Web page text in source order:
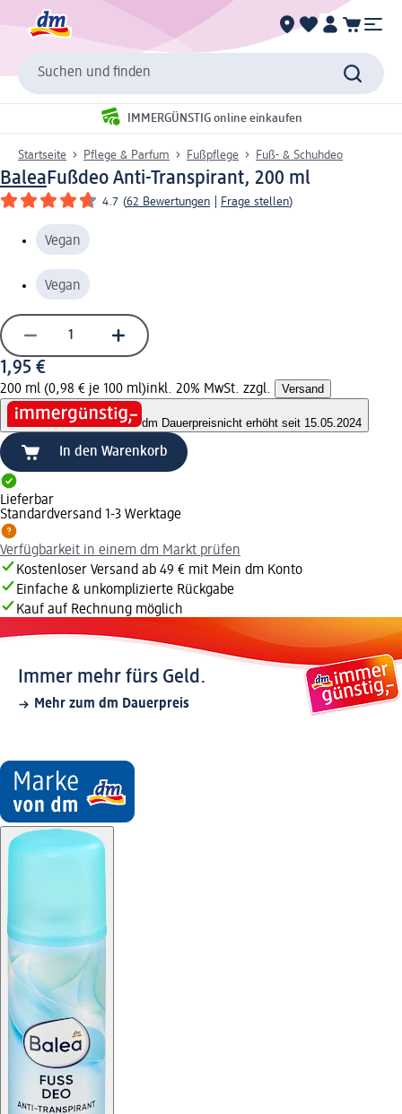
Suchen und finden
IMMERGÜNSTIG online einkaufen
Startseite Pflege & Parfum Fußpflege Fuß- & Schuhdeo
BaleaFußdeo Anti-Transpirant, 200 ml
4.7 (62 Bewertungen Frage stellen)
Vegan
Vegan
1,95 €
200 ml (0,98 € je 100 ml)inkl. 20% MwSt. zzgl. Versand
dm Dauerpreisnicht erhöht seit 15.05.2024
In den Warenkorb
Lieferbar
Standardversand 1-3 Werktage
Verfügbarkeit in einem dm Markt prüfen
Kostenloser Versand ab 49 € mit Mein dm Konto
Einfache & unkomplizierte Rückgabe
Kauf auf Rechnung möglich
Immer mehr fürs Geld.
Mehr zum dm Dauerpreis